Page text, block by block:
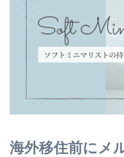
海外移住前にメ